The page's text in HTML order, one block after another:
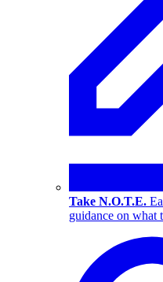
Take N.O.T.E.
guidance on what